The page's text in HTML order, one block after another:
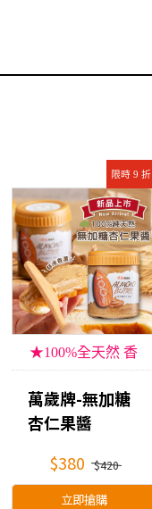
限時 9 折
★100%全天然 香
濃滑順★
萬歲牌-無加糖
杏仁果醬
$380 $420
立即搶購